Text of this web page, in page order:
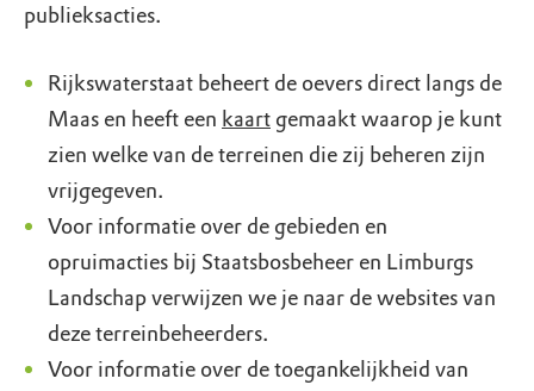
publieksacties.
Rijkswaterstaat beheert de oevers direct langs de
Maas en heeft een kaart gemaakt waarop je kunt
zien welke van de terreinen die zij beheren zijn
vrijgegeven.
Voor informatie over de gebieden en
opruimacties bij Staatsbosbeheer en Limburgs
Landschap verwijzen we je naar de websites van
deze terreinbeheerders.
Voor informatie over de toegankelijkheid van